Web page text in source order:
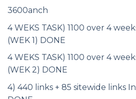
3600anch
4 WEKS TASK) 1100 over 4
(WEK 1) DONE
4 WEKS TASK) 1100 over 4
(WEK 2) DONE
4) 440 links + 85 sitewide links